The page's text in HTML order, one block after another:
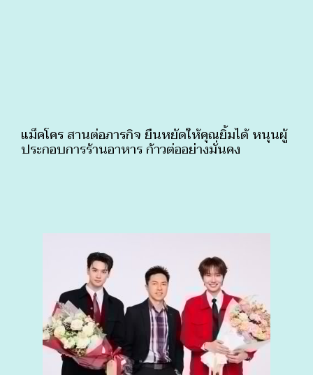
แม็คโคร สานต่อภารกิจ ยืนหยัดให้คุณยิ้มได้ หนุนผู้
ประกอบการร้านอาหาร ก้าวต่ออย่างมั่นคง